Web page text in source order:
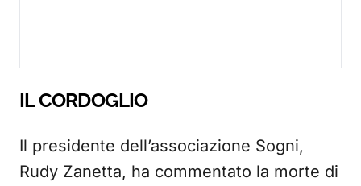
IL CORDOGLIO
Il presidente dell’associazione Sogni,
Rudy Zanetta, ha commentato la morte di